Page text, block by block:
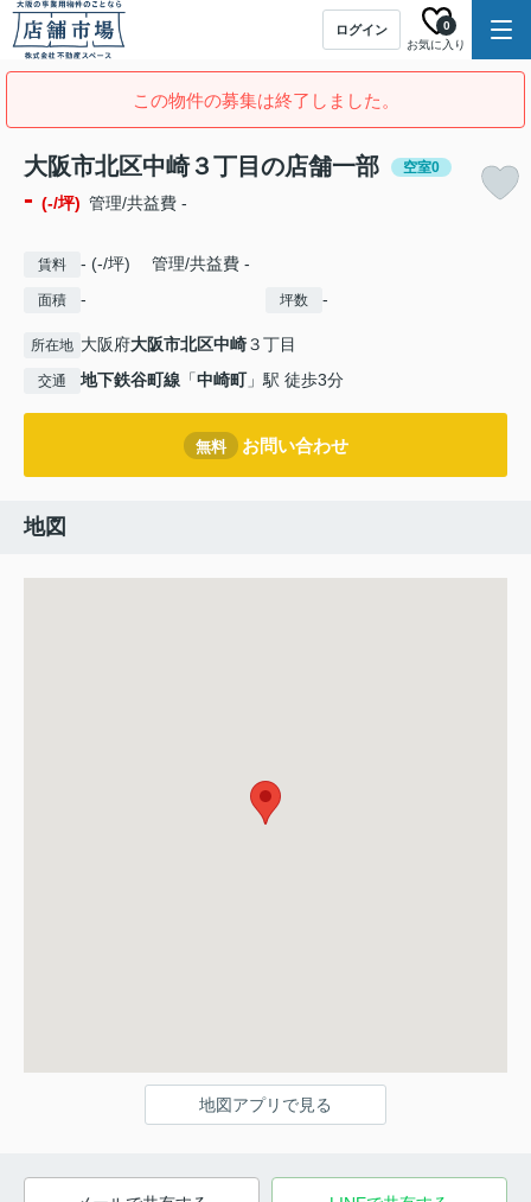
ログイン
お気に入り
0
この物件の募集は終了しました。
大阪市北区中崎３丁目の店舗一部 空室0
- (-/坪) 管理/共益費 -
賃料 - (-/坪) 管理/共益費 -
面積 - 坪数 -
所在地 大阪府大阪市北区中崎３丁目
交通 地下鉄谷町線 「中崎町」駅 徒歩3分
無料 お問い合わせ
地図
地図アプリで見る